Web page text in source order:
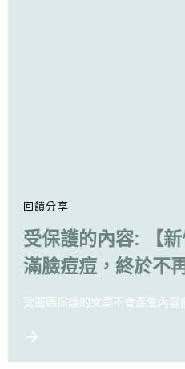
回饋分享
受保護的內容: 【
滿臉痘痘，終於不
受密碼保護的文章不會產生內容